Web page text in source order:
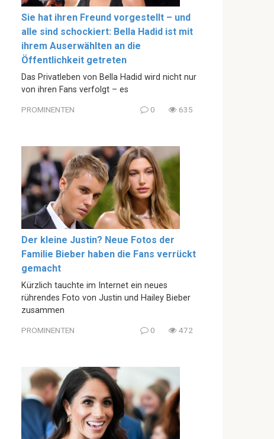
Sie hat ihren Freund vorgestellt – und
alle sind schockiert: Bella Hadid ist mit
ihrem Auserwählten an die
Öffentlichkeit getreten
Das Privatleben von Bella Hadid wird nicht nur
von ihren Fans verfolgt – es
PROMINENTEN 0 635
Der kleine Justin? Neue Fotos der
Familie Bieber haben die Fans verrückt
gemacht
Kürzlich tauchte im Internet ein neues
rührendes Foto von Justin und Hailey Bieber
zusammen
PROMINENTEN 0 472